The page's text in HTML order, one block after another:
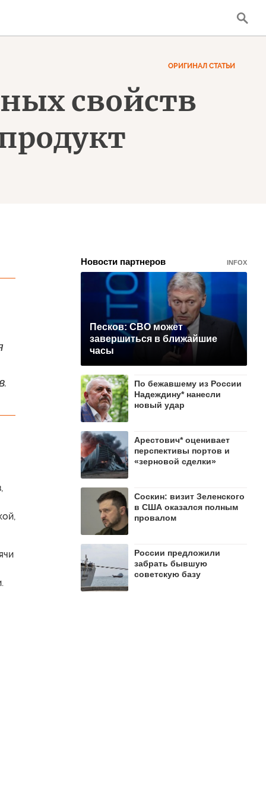
ОРИГИНАЛ СТАТЬИ
свойств
Новости партнеров INFOX
Песков: СВО может
завершиться в ближайшие
часы
По бежавшему из России
Надеждину* нанесли
новый удар
Арестович* оценивает
перспективы портов и
«зерновой сделки»
Соскин: визит Зеленского
в США оказался полным
провалом
России предложили
забрать бывшую
советскую базу